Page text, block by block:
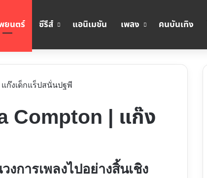
ยนตร์ ซีรีส์ แอนิเมชัน เพลง คนบันเทิง
ก๊งเด็กแร็ปสนั่นปฐพี
Compton | แก๊ง
การเพลงไปอย่างสิ้นเชิง